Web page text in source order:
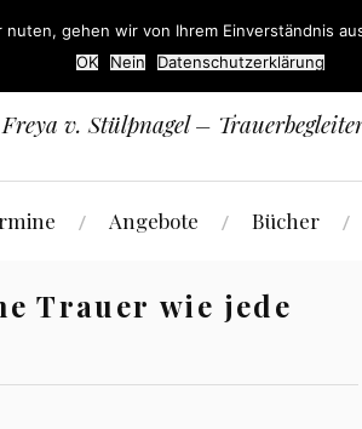
Trauerlicht
Freya v. Stülpnagel –
Angebote Bücher
Trauer wie jede
gehen wir von Ihrem Einverständnis
OK
Nein Datenschutzerklärung